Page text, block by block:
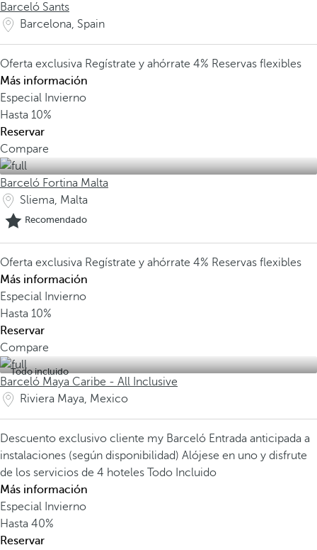
Barceló Sants
Barcelona, Spain
Oferta exclusiva Regístrate y ahórrate 4% Reservas flexibles
Más información
Especial Invierno
Hasta 10%
Reservar
Compare
Barceló Fortina Malta
Sliema, Malta
Recomendado
Oferta exclusiva Regístrate y ahórrate 4% Reservas flexibles
Más información
Especial Invierno
Hasta 10%
Reservar
Compare
Todo incluido
Barceló Maya Caribe - All Inclusive
Riviera Maya, Mexico
Descuento exclusivo cliente my Barceló Entrada anticipada a
instalaciones (según disponibilidad) Alójese en uno y disfrute
de los servicios de 4 hoteles Todo Incluido
Más información
Especial Invierno
Hasta 40%
Reservar